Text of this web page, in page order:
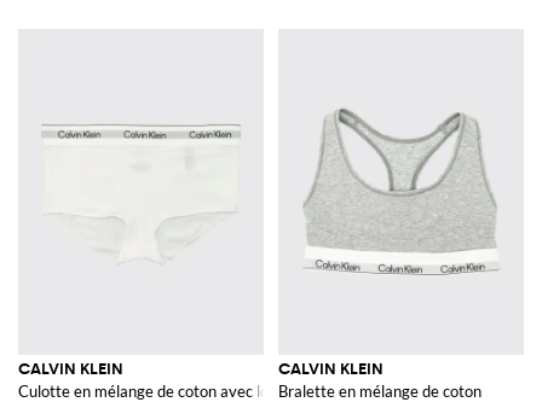
CALVIN KLEIN
Culotte en mélange de coton avec logo
CALVIN KLEIN
Bralette en mélange de coton